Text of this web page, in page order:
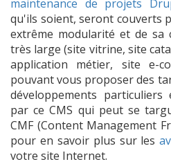
maintenance de projets
qu'ils soient, seront couverts
extrême modularité et de sa
très large (site vitrine, site
application métier, site e-
pouvant vous proposer des
développements
par ce CMS qui peut se
CMF (Content Management
pour en savoir plus sur les
votre site Internet.